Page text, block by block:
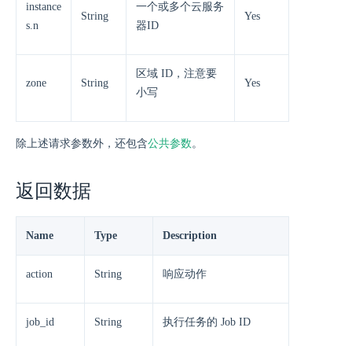
instance
s.n
String
一个或多个云服务
器ID
Yes
zone String
区域 ID，注意要
小写
Yes
除上述请求参数外，还包含公共参数。
返回数据
Name Type Description
action String 响应动作
job_id String 执行任务的 Job ID